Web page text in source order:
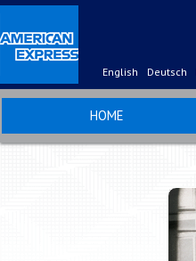
English Deutsch
HOME